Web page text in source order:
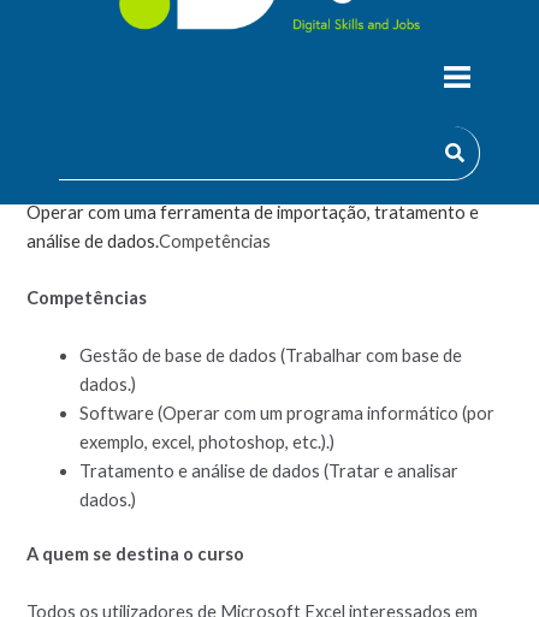
Operar com uma ferramenta de importação, tratamento e
análise de dados.Competências
Competências
Gestão de base de dados (Trabalhar com base de
dados.)
Software (Operar com um programa informático (por
exemplo, excel, photoshop, etc.).)
Tratamento e análise de dados (Tratar e analisar
dados.)
A quem se destina o curso
Todos os utilizadores de Microsoft Excel interessados em